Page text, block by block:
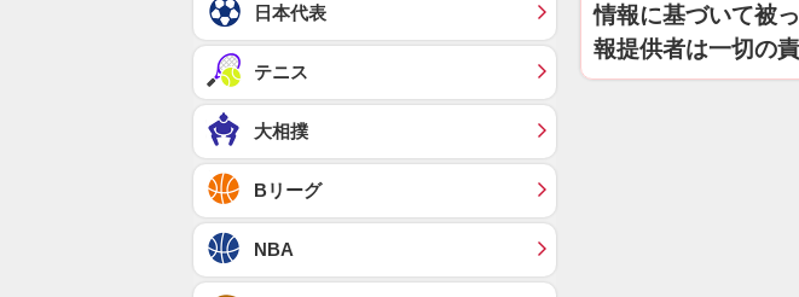
情報に基づいて被
報提供者は一切の
日本代表
テニス
大相撲
Bリーグ
NBA